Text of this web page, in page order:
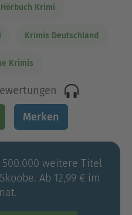
Krimi
Krimis Deutschland
Krimis
Merken
weitere Titel
Ab 12,99 € im